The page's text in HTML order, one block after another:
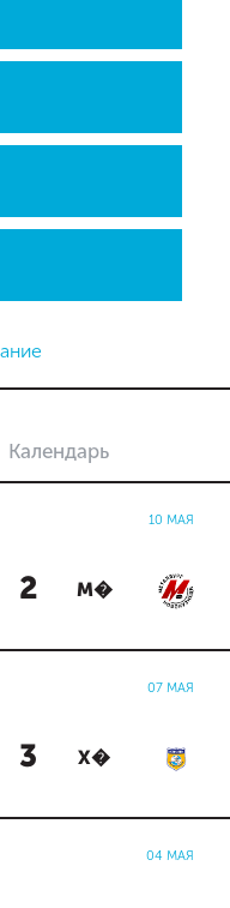
Календарь
10 МАЯ
2 М�
07 МАЯ
3 Х�
04 МАЯ